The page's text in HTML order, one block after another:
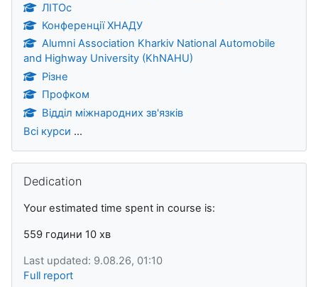
ЛІТОс
Конференції ХНАДУ
Alumni Association Kharkiv National Automobile
and Highway University (KhNAHU)
Різне
Профком
Відділ міжнародних зв'язків
Всі курси ...
Dedication
Your estimated time spent in course is:
559 години 10 хв
Last updated: 9.08.26, 01:10
Full report